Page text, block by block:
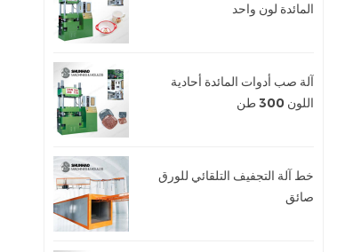
المائدة لون واحد
آلة صب أدوات المائدة أحادية
اللون 300 طن
خط آلة التجفيف التلقائي للورق
صائق